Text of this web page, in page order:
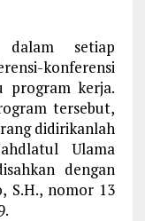
setiap
konferensi
program kerja.
tersebut,
didirikanlah
Ulama
dengan
S.H., nomor 13